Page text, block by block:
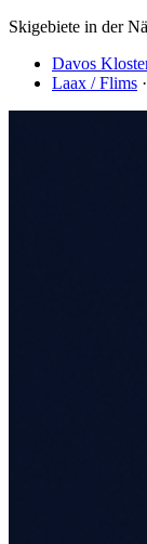
Skigebiete in der
Davos
Laax / Flims